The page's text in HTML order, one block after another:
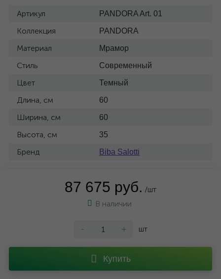
Артикул PANDORA Art. 01
Коллекция PANDORA
Материал Мрамор
Стиль Современный
Цвет Темный
Длина, см 60
Ширина, см 60
Высота, см 35
Бренд Biba Salotti
87 675 руб. /шт
В наличии
- + шт
Купить